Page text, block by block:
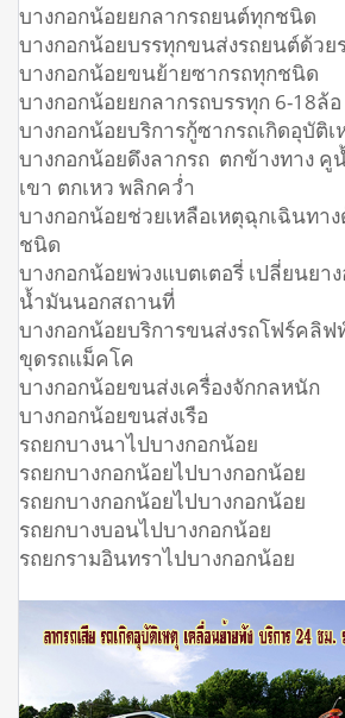
บางกอกน้อยยกลากรถยนต์ทุกชนิด
บางกอกน้อยบรรทุกขนส่งรถยนต์ด้วย
บางกอกน้อยขนย้ายซากรถทุกชนิด
บางกอกน้อยยกลากรถบรรทุก 6-18ล้
บางกอกน้อยบริการกู้ซากรถเกิดอุบัติ
บางกอกน้อยดึงลากรถ ตกข้างทาง คู
เขา ตกเหว พลิกคว่ำ
บางกอกน้อยช่วยเหลือเหตุฉุกเฉินทา
ชนิด
บางกอกน้อยพ่วงแบตเตอรี่ เปลี่ยนยา
น้ำมันนอกสถานที่
บางกอกน้อยบริการขนส่งรถโฟร์คลิฟ
ขุดรถแม็คโค
บางกอกน้อยขนส่งเครื่องจักกลหนัก
บางกอกน้อยขนส่งเรือ
รถยกบางนาไปบางกอกน้อย
รถยกบางกอกน้อยไปบางกอกน้อย
รถยกบางกอกน้อยไปบางกอกน้อย
รถยกบางบอนไปบางกอกน้อย
รถยกรามอินทราไปบางกอกน้อย